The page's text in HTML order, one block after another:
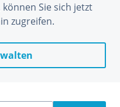
Sie sich jetzt
zugreifen.